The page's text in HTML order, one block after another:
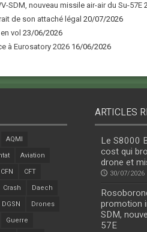
SDM, nouveau missile air-air du Su-57E
de son attaché légal 20/07/2026
vol 23/06/2026
à Eurosatory 2026 16/06/2026
AQMI
Aviation
CFN CFT
Crash Daech
DGSN Drones
Guerre
ARTICLES
Le S8000
cost qui
drone et
30/07/2026
promotion
SDM,
57E